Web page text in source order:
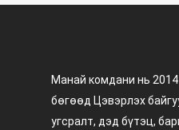
Манай комдани нь
бөгөөд Цэвэрлэх
угсралт, дэд бүтэц,